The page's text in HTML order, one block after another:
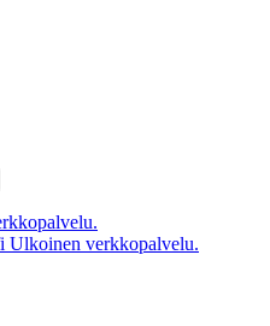
Ulkoinen verkkopalvelu.